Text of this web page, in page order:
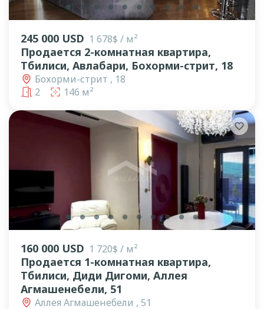
lens lens lens lens lens lens lens lens
245 000 USD 1 678$ / м²
Продается 2-комнатная квартира,
Тбилиси, Авлабари, Бохорми-стрит, 18
Бохорми-стрит , 18
2
146 м²
lens lens lens lens lens lens lens lens lens lens
160 000 USD 1 720$ / м²
Продается 1-комнатная квартира,
Тбилиси, Диди Дигоми, Аллея
Агмашенебели, 51
Аллея Агмашенебели , 51